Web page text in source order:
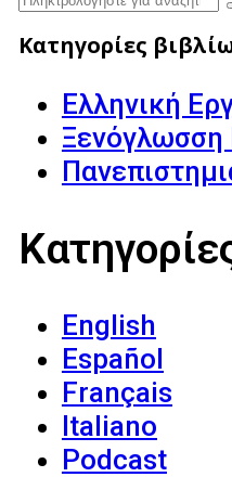
Κατηγορίες
Ελληνική
Ξενόγλωσση
English
Español
Français
Italiano
Podcast